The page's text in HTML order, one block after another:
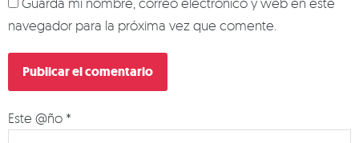
navegador para la próxima vez que comente.
Este @ño *